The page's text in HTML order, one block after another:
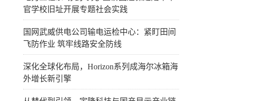
官学校旧址开展专题社会实践
国网武威供电公司输电运检中心：紧盯田间
飞防作业 筑牢线路安全防线
深化全球化布局，Horizon系列成海尔冰箱海
外增长新引擎